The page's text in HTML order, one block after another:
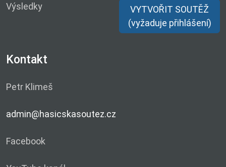
Výsledky
VYTVOŘIT SOUTĚŽ
(vyžaduje přihlášení)
Kontakt
Petr Klimeš
admin@hasicskasoutez.cz
Facebook